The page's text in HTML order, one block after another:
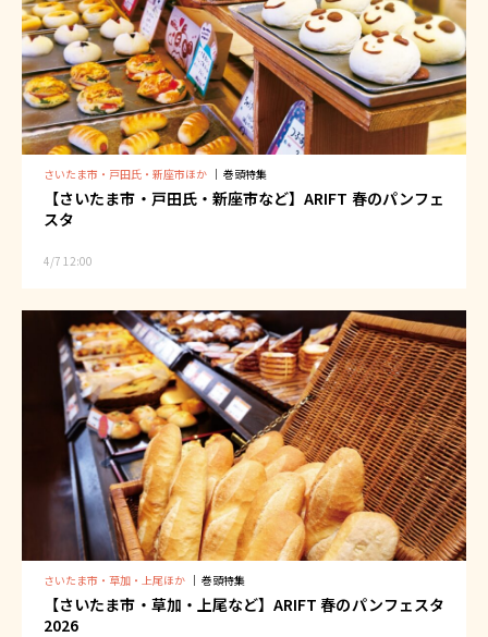
さいたま市・戸田氏・新座市ほか ｜ 巻頭特集
【さいたま市・戸田氏・新座市など】ARIFT 春のパンフェ
スタ
4/7 12:00
さいたま市・草加・上尾ほか ｜ 巻頭特集
【さいたま市・草加・上尾など】ARIFT 春のパンフェスタ
2026